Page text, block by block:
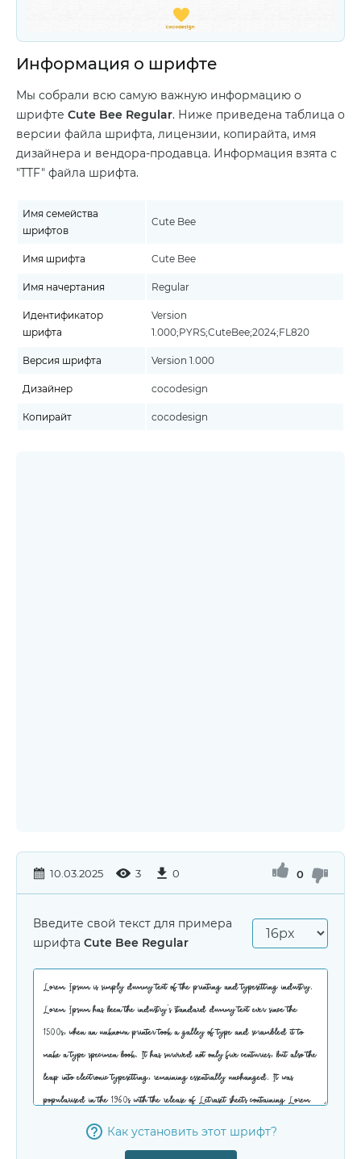
Информация о шрифте
Мы собрали всю самую важную информацию о
шрифте Cute Bee Regular. Ниже приведена таблица о
версии файла шрифта, лицензии, копирайта, имя
дизайнера и вендора-продавца. Информация взята с
"TTF" файла шрифта.
Имя семейства
шрифтов
Cute Bee
Имя шрифта Cute Bee
Имя начертания Regular
Идентификатор
шрифта
Version
1.000;PYRS;CuteBee;2024;FL820
Версия шрифта Version 1.000
Дизайнер cocodesign
Копирайт cocodesign
10.03.2025 3 0 0
Введите свой текст для примера
шрифта Cute Bee Regular
Как установить этот шрифт?